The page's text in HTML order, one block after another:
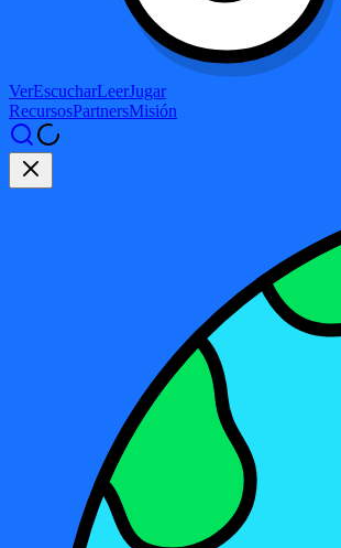
VerEscucharLeerJugar
RecursosPartnersMisión